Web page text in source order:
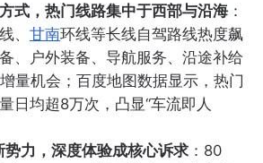
式，热门线路集中于西部与沿海：
、 甘南环线等长线自驾路线热度飙
、户外装备、导航服务、沿途补给
量机会；百度地图数据显示，热门
日均超8万次，凸显“车流即人
力，深度体验成核心诉求：80